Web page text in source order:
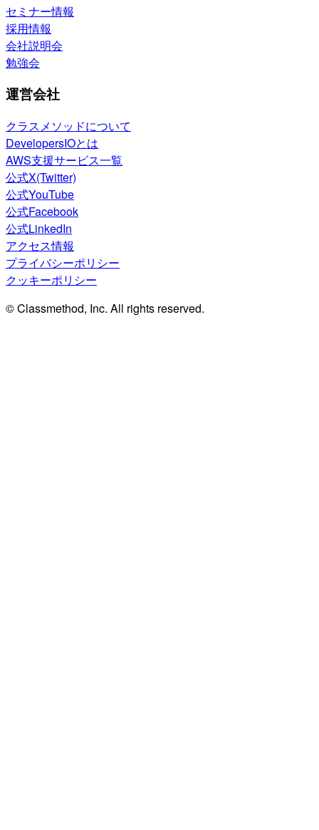
セミナー情報
採用情報
会社説明会
勉強会
運営会社
クラスメソッドについて
DevelopersIOとは
AWS支援サービス一覧
公式X(Twitter)
公式YouTube
公式Facebook
公式LinkedIn
アクセス情報
プライバシーポリシー
クッキーポリシー
© Classmethod, Inc. All rights reserved.